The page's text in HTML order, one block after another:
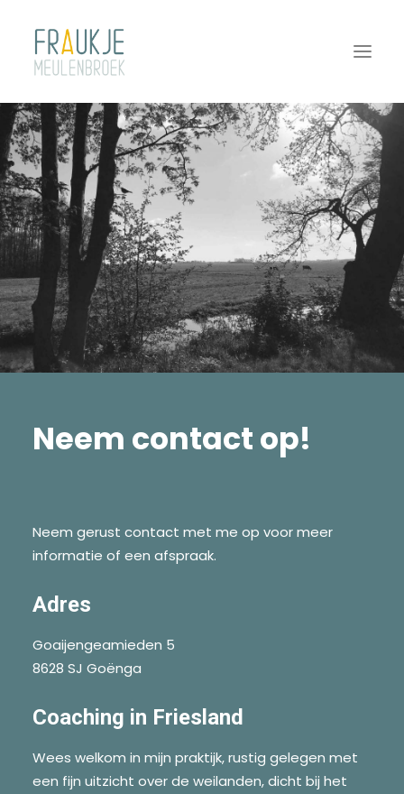
HOME
TWEEDAAGSE DURF!
COACHING
TEAMCOACHING
INTERVISIE | SUPERVISIE
NASCHOLINGEN
PRAKTISCH
CONTACT
BLOG
Neem contact op!
Neem gerust contact met me op voor meer
informatie of een afspraak.
Adres
Goaijengeamieden 5
8628 SJ Goënga
Coaching in Friesland
Wees welkom in mijn praktijk, rustig gelegen met
een fijn uitzicht over de weilanden, dicht bij het